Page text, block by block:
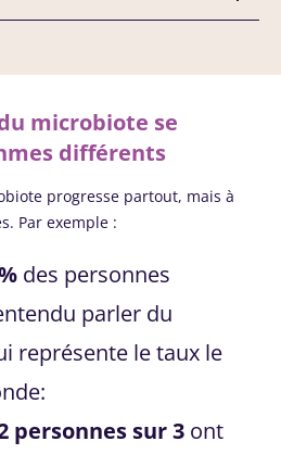
microbiote se
différents
progresse partout, mais à
Par exemple :
des personnes
parler du
représente le taux le
personnes sur 3 ont